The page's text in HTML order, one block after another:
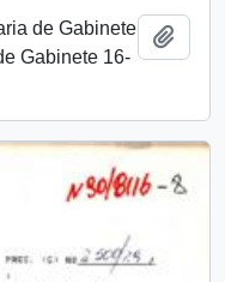
de Gabinete
Gabinete 16-